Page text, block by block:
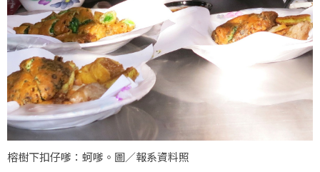
榕樹下扣仔嗲：蚵嗲。圖／報系資料照